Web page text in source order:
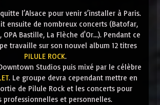
l’Alsace pour venir s’installer à Paris.
ensuite de nombreux concerts (Batofar,
OPA Bastille, La Flèche d'Or...). Pendant ce
travaille sur son nouvel album 12 titres
PILULE ROCK.
Studios puis mixé par le célèbre
. Le groupe devra cependant mettre en
de Pilule Rock et les concerts pour
professionnelles et personnelles.